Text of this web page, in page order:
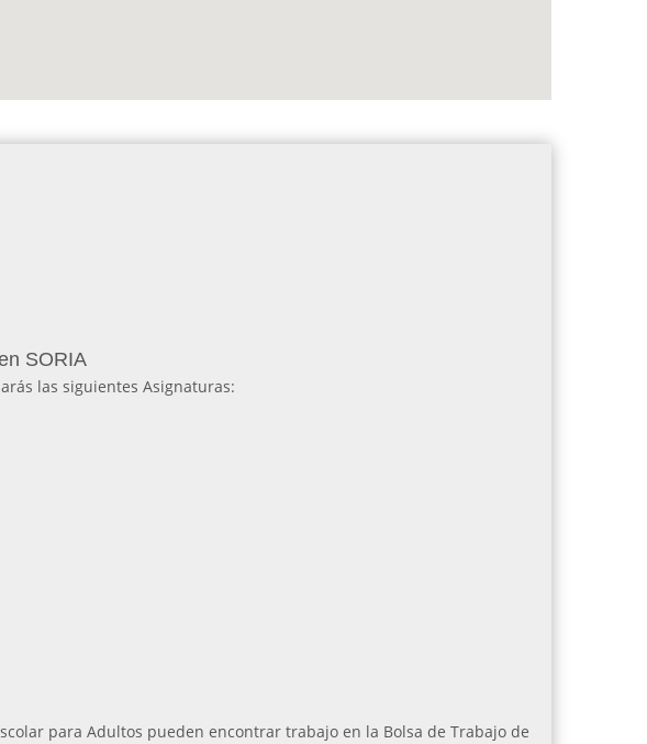
SORIA
las siguientes Asignaturas:
para Adultos pueden encontrar trabajo en la Bolsa de Trabajo de